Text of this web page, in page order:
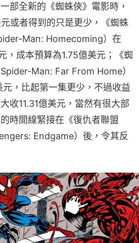
部全新的《蜘蛛俠》電影時，
或者得到的只是更少，《蜘蛛
Man: Homecoming）在
，成本預算為1.75億美元；《蜘
Man: Far From Home）
元，比起第一集更少，不過收益
收11.31億美元，當然有很大部
時間線緊接在《復仇者聯盟
Endgame）後，令其反